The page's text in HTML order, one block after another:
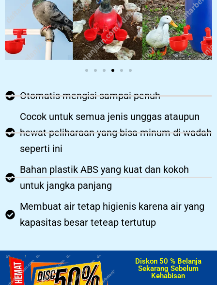
Otomatis mengisi sampai penuh
Cocok untuk semua jenis unggas ataupun
hewat peliharaan yang bisa minum di wadah
seperti ini
Bahan plastik ABS yang kuat dan kokoh
untuk jangka panjang
Membuat air tetap higienis karena air yang
kapasitas besar teteap tertutup
Diskon 50 % Belanja
Sekarang Sebelum
Kehabisan​